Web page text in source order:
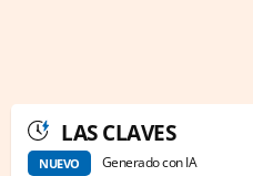
LAS CLAVES
NUEVO Generado con IA